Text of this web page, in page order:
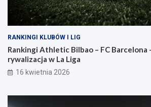
RANKINGI KLUBÓW I LIG
Rankingi Athletic Bilbao – FC Barcelona
rywalizacja w La Liga
16 kwietnia 2026